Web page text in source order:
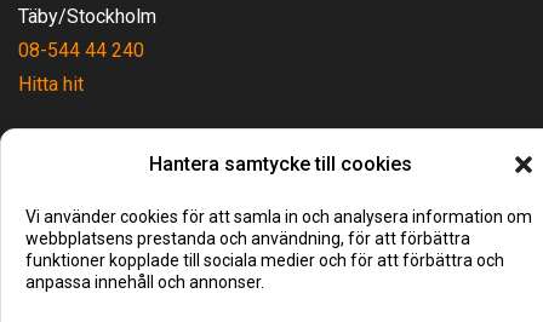
Hantera samtycke till cookies
Vi använder cookies för att samla in och analysera information om
webbplatsens prestanda och användning, för att förbättra
funktioner kopplade till sociala medier och för att förbättra och
anpassa innehåll och annonser.
Täby/Stockholm
08-544 44 240
Hitta hit